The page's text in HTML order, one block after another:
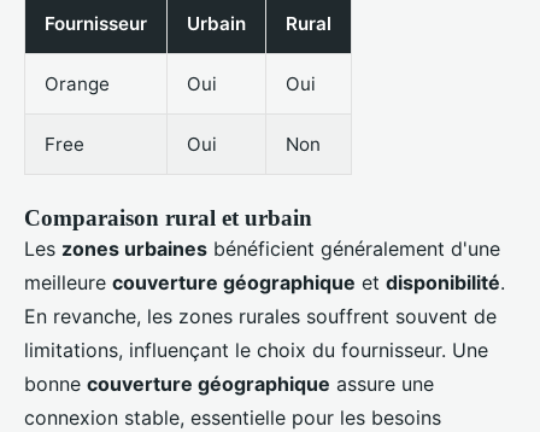
Fournisseur Urbain Rural
Orange Oui Oui
Free Oui Non
Comparaison rural et urbain
Les zones urbaines bénéficient généralement d'une
meilleure couverture géographique et disponibilité.
En revanche, les zones rurales souffrent souvent de
limitations, influençant le choix du fournisseur. Une
bonne couverture géographique assure une
connexion stable, essentielle pour les besoins